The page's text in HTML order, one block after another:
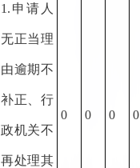
1. 申请人
无正当理
由逾期不
补正、行
政机关不
再处理其
0 0 0 0